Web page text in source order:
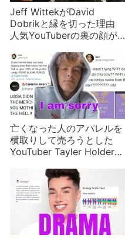
Jeff WittekがDavid
Dobrikと縁を切った理由
人気YouTuberの裏の顔が暴
亡くなった人のアパレルを
横取りして売ろうとした
YouTuber Tayler Holder誤